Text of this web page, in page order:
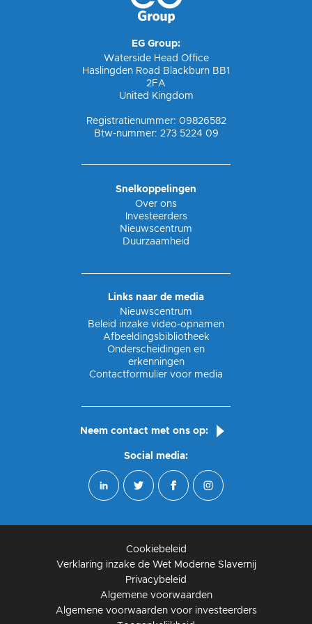
EG Group:
Waterside Head Office
Haslingden Road Blackburn BB1
2FA
United Kingdom
Registratienummer: 09826582
Btw-nummer: 273 5224 09
Snelkoppelingen
Over ons
Investeerders
Nieuwscentrum
Duurzaamheid
Links naar de media
Nieuwscentrum
Beleid inzake video-opnamen
Afbeeldingsbibliotheek
Onderscheidingen en
erkenningen
Contactformulier voor media
Neem contact met ons op:
Social media:
Cookiebeleid
Verklaring inzake de Wet Moderne Slavernij
Privacybeleid
Algemene voorwaarden
Algemene voorwaarden voor investeerders